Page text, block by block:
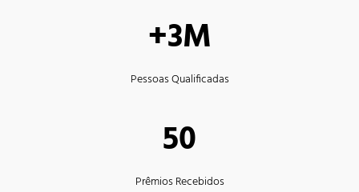
+3M
Pessoas Qualificadas
50
Prêmios Recebidos